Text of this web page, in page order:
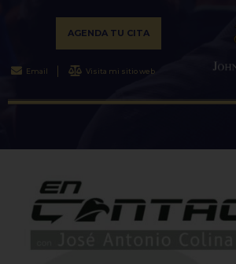
AGENDA TU CITA
Email Visita mi sitio web